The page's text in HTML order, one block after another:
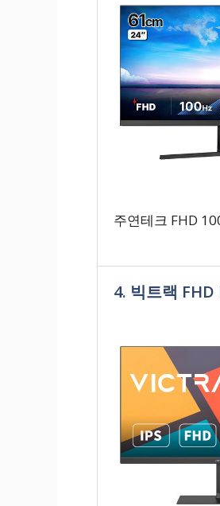
주연테크 FHD
4. 빅트랙